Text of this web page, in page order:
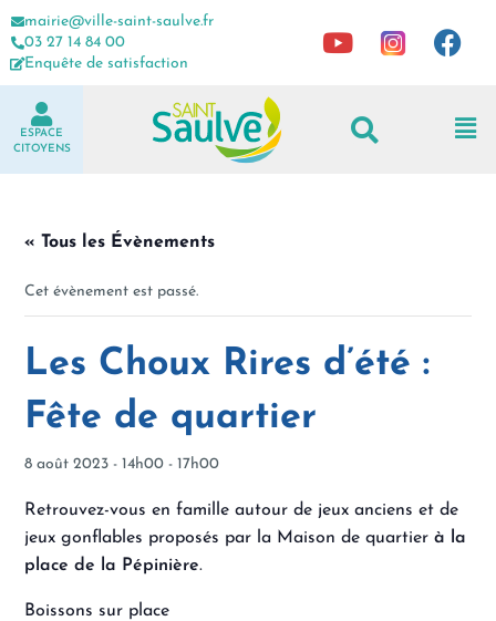
mairie@ville-saint-saulve.fr
03 27 14 84 00
Enquête de satisfaction
ESPACE
CITOYENS
« Tous les Évènements
Cet évènement est passé.
Les Choux Rires d’été :
Fête de quartier
8 août 2023 - 14h00 -17h00
Retrouvez-vous en famille autour de jeux anciens et de
jeux gonflables proposés par la Maison de quartierà la
place de la Pépinière.
Boissons sur place